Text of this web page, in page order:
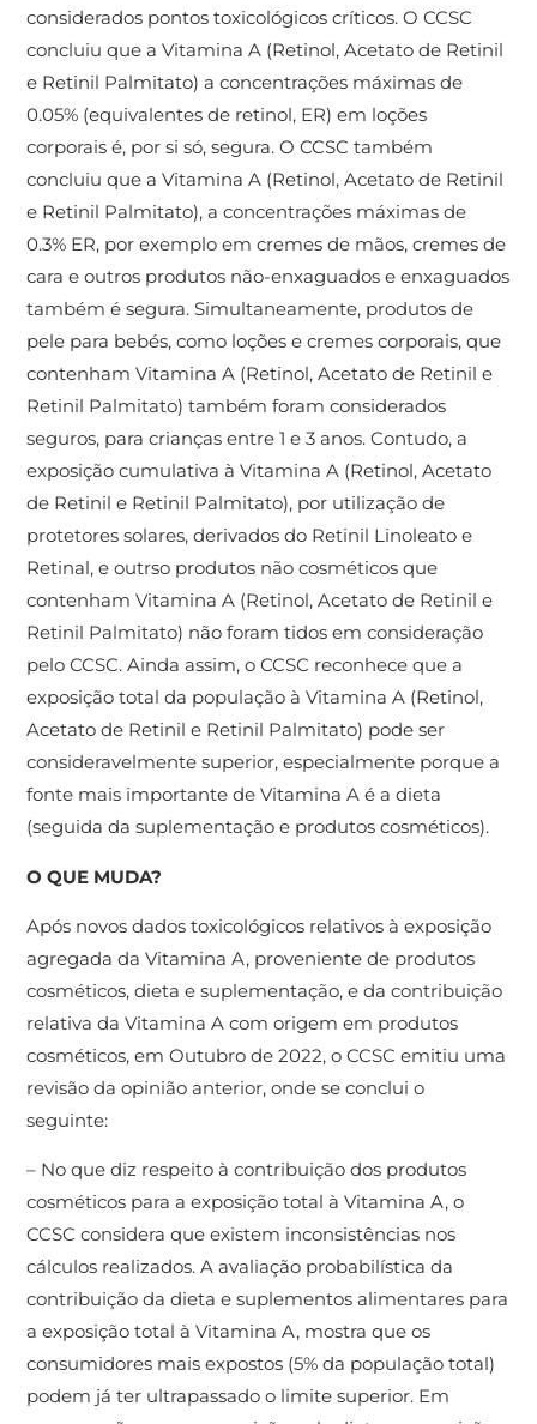
considerados pontos toxicológicos críticos. O CCSC
concluiu que a Vitamina A (Retinol, Acetato de Retinil
e Retinil Palmitato) a concentrações máximas de
0.05% (equivalentes de retinol, ER) em loções
corporais é, por si só, segura. O CCSC também
concluiu que a Vitamina A (Retinol, Acetato de Retinil
e Retinil Palmitato), a concentrações máximas de
0.3% ER, por exemplo em cremes de mãos, cremes de
cara e outros produtos não-enxaguados e enxaguados
também é segura. Simultaneamente, produtos de
pele para bebés, como loções e cremes corporais, que
contenham Vitamina A (Retinol, Acetato de Retinil e
Retinil Palmitato) também foram considerados
seguros, para crianças entre 1 e 3 anos. Contudo, a
exposição cumulativa à Vitamina A (Retinol, Acetato
de Retinil e Retinil Palmitato), por utilização de
protetores solares, derivados do Retinil Linoleato e
Retinal, e outrso produtos não cosméticos que
contenham Vitamina A (Retinol, Acetato de Retinil e
Retinil Palmitato) não foram tidos em consideração
pelo CCSC. Ainda assim, o CCSC reconhece que a
exposição total da população à Vitamina A (Retinol,
Acetato de Retinil e Retinil Palmitato) pode ser
consideravelmente superior, especialmente porque a
fonte mais importante de Vitamina A é a dieta
(seguida da suplementação e produtos cosméticos).
O QUE MUDA?
Após novos dados toxicológicos relativos à exposição
agregada da Vitamina A, proveniente de produtos
cosméticos, dieta e suplementação, e da contribuição
relativa da Vitamina A com origem em produtos
cosméticos, em Outubro de 2022, o CCSC emitiu uma
revisão da opinião anterior, onde se conclui o
seguinte:
– No que diz respeito à contribuição dos produtos
cosméticos para a exposição total à Vitamina A, o
CCSC considera que existem inconsistências nos
cálculos realizados. A avaliação probabilística da
contribuição da dieta e suplementos alimentares para
a exposição total à Vitamina A, mostra que os
consumidores mais expostos (5% da população total)
podem já ter ultrapassado o limite superior. Em